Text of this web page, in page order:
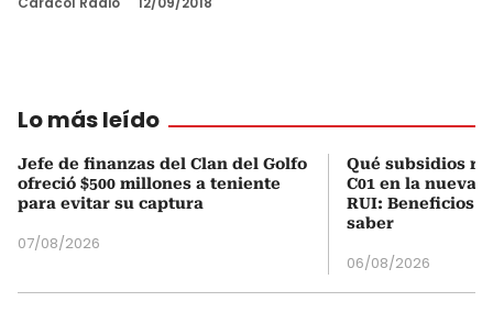
Lo más leído
Jefe de finanzas del Clan del Golfo
ofreció $500 millones a teniente
para evitar su captura
07/08/2026
Qué subsidios
C01 en la nueva
RUI: Beneficios
saber
06/08/2026